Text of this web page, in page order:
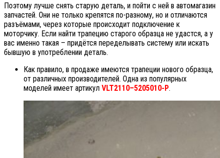
Поэтому лучше снять старую деталь, и пойти с ней в автомагазин
запчастей. Они не только крепятся по-разному, но и отличаются
разъёмами, через которые происходит подключение к
моторчику. Если найти трапецию старого образца не удастся, а у
вас именно такая – придётся переделывать систему или искать
бывшую в употреблении деталь.
Как правило, в продаже имеются трапеции нового образца,
от различных производителей. Одна из популярных
моделей имеет артикул VLT2110–5205010-Р.